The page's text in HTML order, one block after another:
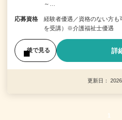
～…
応募資格
経験者優遇／資格のない方
を受講）※介護福祉士優遇
後で見る 詳
更新日：
1